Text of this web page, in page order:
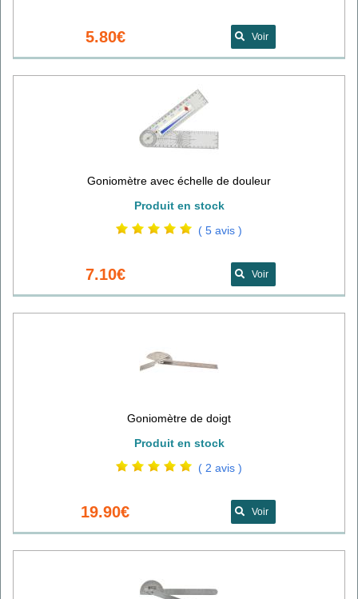
5.80€ Voir
Goniomètre avec échelle de douleur
Produit en stock
( 5 avis )
7.10€ Voir
Goniomètre de doigt
Produit en stock
( 2 avis )
19.90€ Voir